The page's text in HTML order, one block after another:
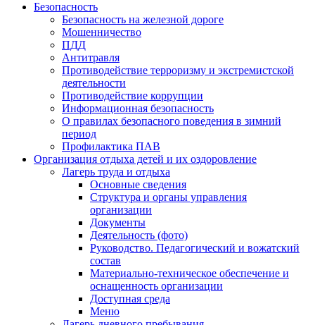
Безопасность
Безопасность на железной дороге
Мошенничество
ПДД
Антитравля
Противодействие терроризму и экстремистской
деятельности
Противодействие коррупции
Информационная безопасность
О правилах безопасного поведения в зимний
период
Профилактика ПАВ
Организация отдыха детей и их оздоровление
Лагерь труда и отдыха
Основные сведения
Структура и органы управления
организации
Документы
Деятельность (фото)
Руководство. Педагогический и вожатский
состав
Материально-техническое обеспечение и
оснащенность организации
Доступная среда
Меню